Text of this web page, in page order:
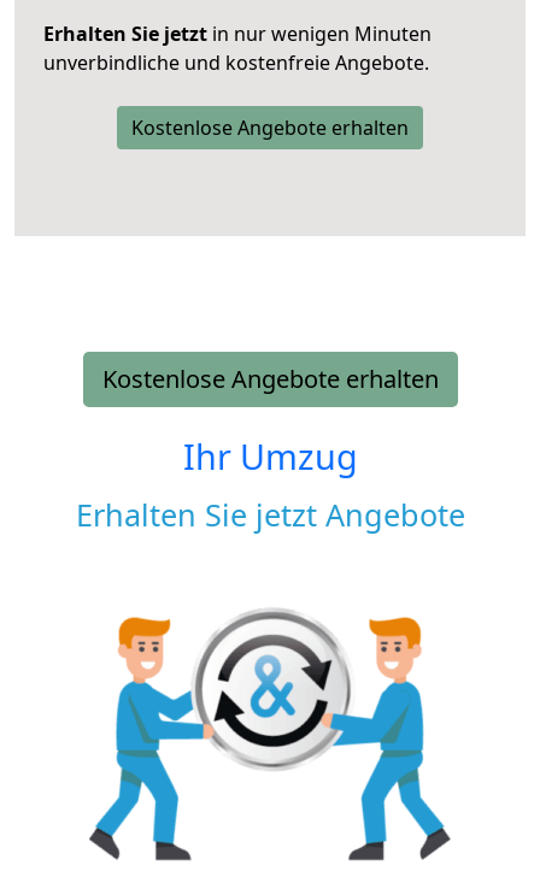
Erhalten Sie jetzt in nur wenigen Minuten
unverbindliche und kostenfreie Angebote.
Kostenlose Angebote erhalten
Kostenlose Angebote erhalten
Ihr Umzug
Erhalten Sie jetzt Angebote